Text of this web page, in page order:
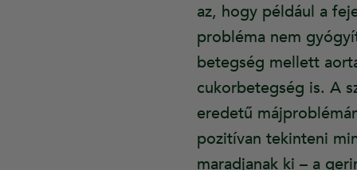
az, hogy például a
probléma nem
betegség mellett
cukorbetegség is. A
eredetű
pozitívan tekinteni
maradjanak ki – a